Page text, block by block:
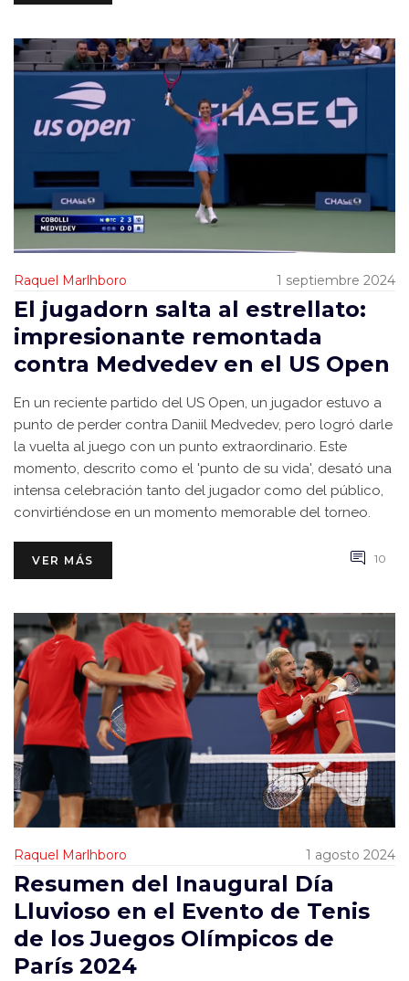
Raquel Marlhboro 1 septiembre 2024
El jugadorn salta al estrellato:
impresionante remontada
contra Medvedev en el US Open
En un reciente partido del US Open, un jugador estuvo a
punto de perder contra Daniil Medvedev, pero logró darle
la vuelta al juego con un punto extraordinario. Este
momento, descrito como el 'punto de su vida', desató una
intensa celebración tanto del jugador como del público,
convirtiéndose en un momento memorable del torneo.
VER MÁS 10
Raquel Marlhboro 1 agosto 2024
Resumen del Inaugural Día
Lluvioso en el Evento de Tenis
de los Juegos Olímpicos de
París 2024